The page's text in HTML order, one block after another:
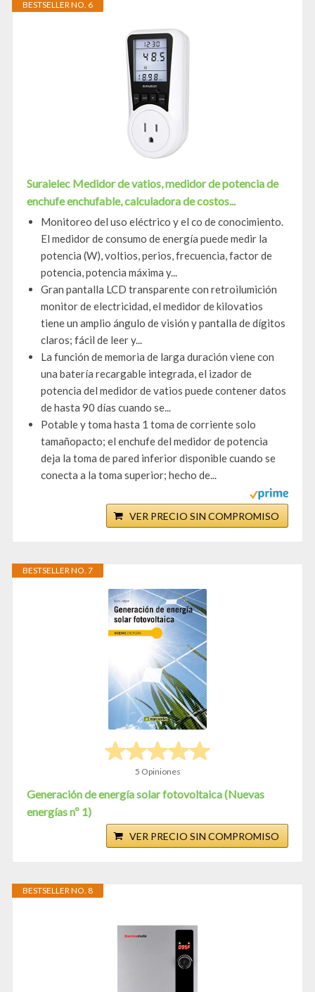
BESTSELLER NO. 6
Suraielec Medidor de vatios, medidor de potencia de
enchufe enchufable, calculadora de costos...
Monitoreo del uso eléctrico y el co de conocimiento.
El medidor de consumo de energía puede medir la
potencia (W), voltios, perios, frecuencia, factor de
potencia, potencia máxima y...
Gran pantalla LCD transparente con retroilumición
monitor de electricidad, el medidor de kilovatios
tiene un amplio ángulo de visión y pantalla de dígitos
claros; fácil de leer y...
La función de memoria de larga duración viene con
una batería recargable integrada, el izador de
potencia del medidor de vatios puede contener datos
de hasta 90 días cuando se...
Potable y toma hasta 1 toma de corriente solo
tamañopacto; el enchufe del medidor de potencia
deja la toma de pared inferior disponible cuando se
conecta a la toma superior; hecho de...
VER PRECIO SIN COMPROMISO
BESTSELLER NO. 7
5 Opiniones
Generación de energía solar fotovoltaica (Nuevas
energías nº 1)
VER PRECIO SIN COMPROMISO
BESTSELLER NO. 8